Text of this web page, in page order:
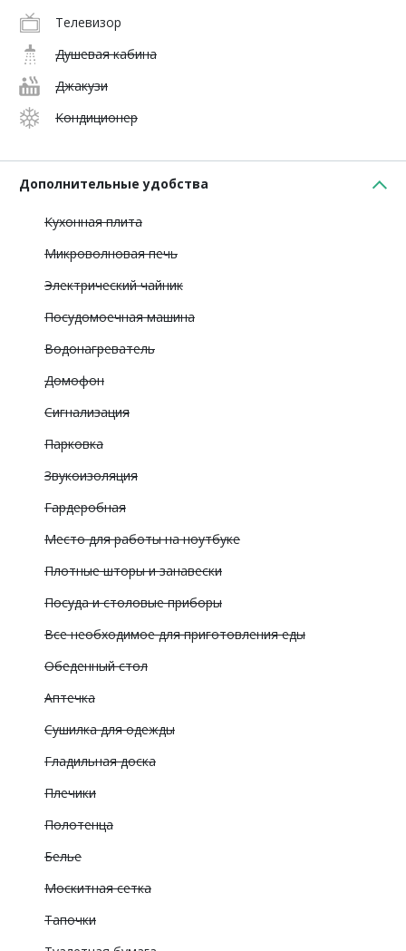
Телевизор
Душевая кабина
Джакузи
Кондиционер
Дополнительные удобства
Кухонная плита
Микроволновая печь
Электрический чайник
Посудомоечная машина
Водонагреватель
Домофон
Сигнализация
Парковка
Звукоизоляция
Гардеробная
Место для работы на ноутбуке
Плотные шторы и занавески
Посуда и столовые приборы
Все необходимое для приготовления еды
Обеденный стол
Аптечка
Сушилка для одежды
Гладильная доска
Плечики
Полотенца
Белье
Москитная сетка
Тапочки